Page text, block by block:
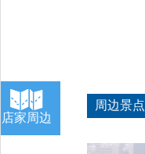
店家周边
周边景点